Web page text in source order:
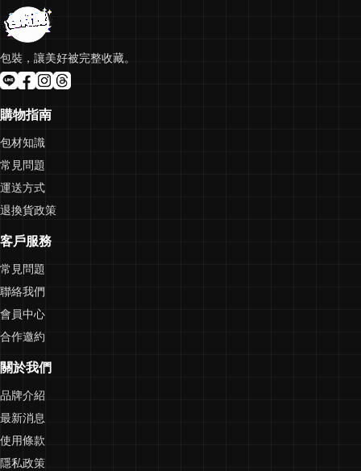
包裝，讓美好被完整收藏。
購物指南
包材知識
常見問題
運送方式
退換貨政策
客戶服務
常見問題
聯絡我們
會員中心
合作邀約
關於我們
品牌介紹
最新消息
使用條款
隱私政策